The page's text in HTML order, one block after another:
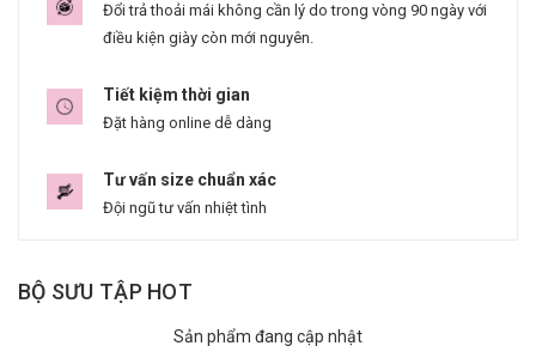
Đổi trả thoải mái không cần lý do trong vòng 90 ngày với
điều kiện giày còn mới nguyên.
Tiết kiệm thời gian
Đặt hàng online dễ dàng
Tư vấn size chuẩn xác
Đội ngũ tư vấn nhiệt tình
BỘ SƯU TẬP HOT
Sản phẩm đang cập nhật